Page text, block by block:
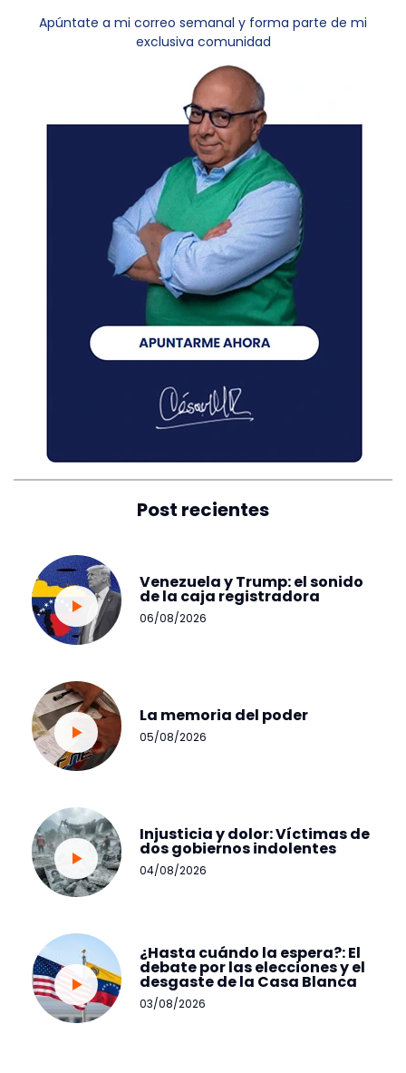
Apúntate a mi correo semanal y forma parte de mi
exclusiva comunidad
Post recientes
Venezuela y Trump: el sonido
de la caja registradora
06/08/2026
La memoria del poder
05/08/2026
Injusticia y dolor: Víctimas de
dos gobiernos indolentes
04/08/2026
¿Hasta cuándo la espera?: El
debate por las elecciones y el
desgaste de la Casa Blanca
03/08/2026